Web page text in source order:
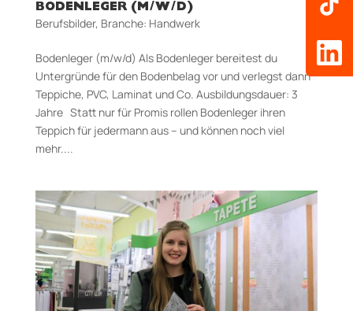
BODENLEGER (M/W/D)
Berufsbilder, Branche: Handwerk
Bodenleger (m/w/d) Als Bodenleger bereitest du
Untergründe für den Bodenbelag vor und verlegst dann
Teppiche, PVC, Laminat und Co. Aus­bildungs­dauer: 3
Jahre Statt nur für Promis rollen Bodenleger ihren
Teppich für jedermann aus – und können noch viel
mehr....